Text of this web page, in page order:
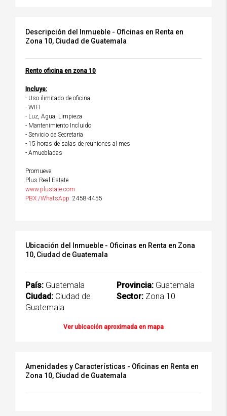
Descripción del Inmueble - Oficinas en Renta en
Zona 10, Ciudad de Guatemala
Rento oficina en zona 10
Incluye:
- Uso ilimitado de oficina
- WIFI
- Luz, Agua, Limpieza
- Mantenimiento Incluido
- Servicio de Secretaria
- 15 horas de salas de reuniones al mes
- Amuebladas
Promueve
Plus Real Estate
www.plustate.com
PBX:/WhatsApp: 2458-4455
Ubicación del Inmueble - Oficinas en Renta en Zona
10, Ciudad de Guatemala
País: Guatemala
Ciudad: Ciudad de
Guatemala
Provincia: Guatemala
Sector: Zona 10
Ver ubicación aproximada en mapa
Amenidades y Características - Oficinas en Renta en
Zona 10, Ciudad de Guatemala